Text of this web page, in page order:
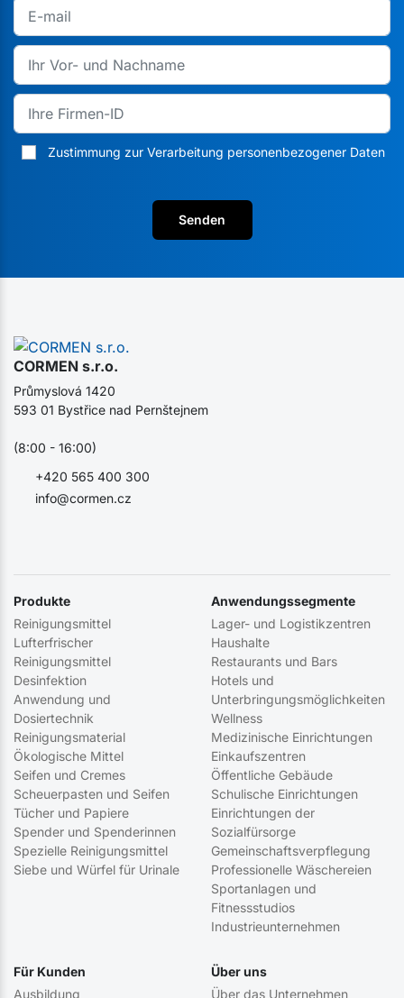
Zustimmung zur Verarbeitung personenbezogener Daten
Senden
CORMEN s.r.o.
info@cormen.cz
+420 565 400 300
Průmyslová 1420
593 01 Bystřice nad Pernštejnem
(8:00 - 16:00)
Produkte
Reinigungsmittel
Lufterfrischer
Reinigungsmittel
Desinfektion
Anwendung und
Dosiertechnik
Reinigungsmaterial
Ökologische Mittel
Seifen und Cremes
Scheuerpasten und Seifen
Tücher und Papiere
Spender und Spenderinnen
Spezielle Reinigungsmittel
Siebe und Würfel für Urinale
Anwendungssegmente
Lager- und Logistikzentren
Haushalte
Restaurants und Bars
Hotels und
Unterbringungsmöglichkeiten
Wellness
Medizinische Einrichtungen
Einkaufszentren
Öffentliche Gebäude
Schulische Einrichtungen
Einrichtungen der
Sozialfürsorge
Gemeinschaftsverpflegung
Professionelle Wäschereien
Sportanlagen und
Fitnessstudios
Industrieunternehmen
Für Kunden
Ausbildung
Über uns
Über das Unternehmen